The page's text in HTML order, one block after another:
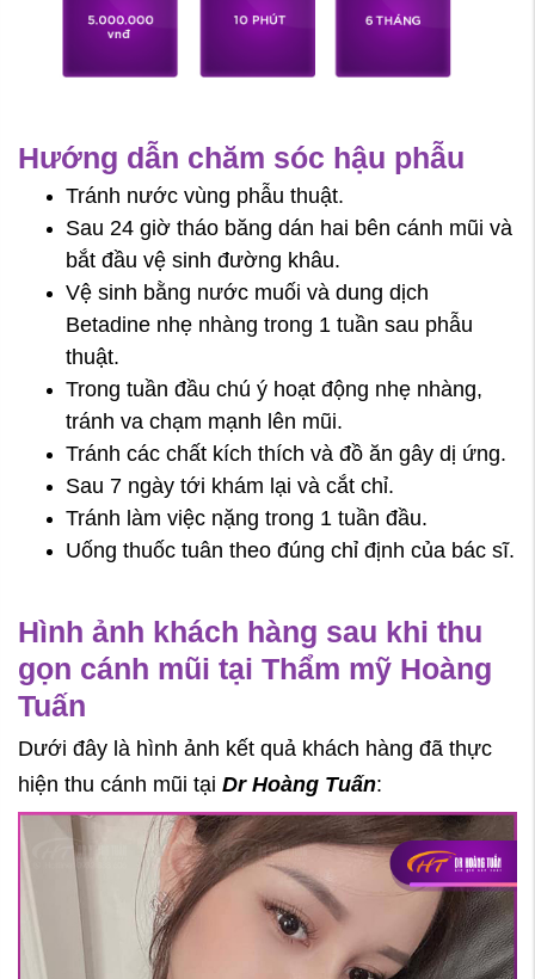
Hướng dẫn chăm sóc hậu phẫu
Tránh nước vùng phẫu thuật.
Sau 24 giờ tháo băng dán hai bên cánh mũi và
bắt đầu vệ sinh đường khâu.
Vệ sinh bằng nước muối và dung dịch
Betadine nhẹ nhàng trong 1 tuần sau phẫu
thuật.
Trong tuần đầu chú ý hoạt động nhẹ nhàng,
tránh va chạm mạnh lên mũi.
Tránh các chất kích thích và đồ ăn gây dị ứng.
Sau 7 ngày tới khám lại và cắt chỉ.
Tránh làm việc nặng trong 1 tuần đầu.
Uống thuốc tuân theo đúng chỉ định của bác sĩ.
Hình ảnh khách hàng sau khi thu
gọn cánh mũi tại Thẩm mỹ Hoàng
Tuấn
Dưới đây là hình ảnh kết quả khách hàng đã thực
hiện thu cánh mũi tại Dr Hoàng Tuấn: